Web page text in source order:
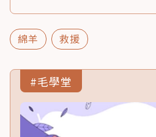
綿羊 救援
#毛學堂